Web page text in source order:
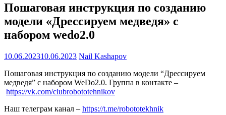
Пошаговая инструкция по созданию
модели «Дрессируем медведя» с
набором wedo2.0
10.06.202310.06.2023 Nail Kashapov
Пошаговая инструкция по созданию модели “Дрессируем
медведя” с набором WeDo2.0. Группа в контакте –
https://vk.com/clubrobototehnikov
Наш телеграм канал – https://t.me/robototekhnik